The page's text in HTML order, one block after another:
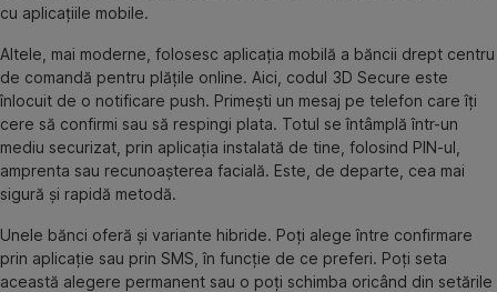
cu aplicațiile mobile.
Altele, mai moderne, folosesc aplicația mobilă a băncii drept centru
de comandă pentru plățile online. Aici, codul 3D Secure este
înlocuit de o notificare push. Primești un mesaj pe telefon care îți
cere să confirmi sau să respingi plata. Totul se întâmplă într-un
mediu securizat, prin aplicația instalată de tine, folosind PIN-ul,
amprenta sau recunoașterea facială. Este, de departe, cea mai
sigură și rapidă metodă.
Unele bănci oferă și variante hibride. Poți alege între confirmare
prin aplicație sau prin SMS, în funcție de ce preferi. Poți seta
această alegere permanent sau o poți schimba oricând din setările